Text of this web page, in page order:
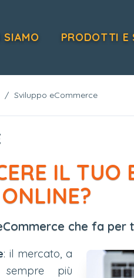
SIAMO PRODOTTI E
Sviluppo eCommerce
IL TUO
che fa per
: il mercato, a
più